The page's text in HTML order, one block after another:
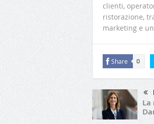
clienti,
ristorazione,
marketing e
Share 0
La